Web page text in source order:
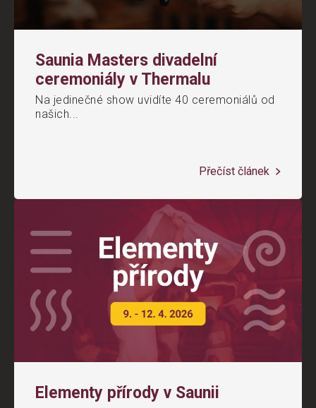
Saunia Masters divadelní
ceremoniály v Thermalu
Na jedinečné show uvidíte 40 ceremoniálů od
našich...
Přečíst článek
Elementy přírody v Saunii